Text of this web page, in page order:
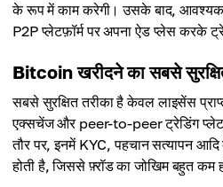
के रूप में काम करेगी। उसके बाद,
P2P प्लेटफ़ॉर्म पर अपना ऐड प्लेस करके
Bitcoin खरीदने का सबसे
सबसे सुरक्षित तरीका है केवल लाइसेंस
एक्सचेंज और peer-to-peer ट्रेडिंग
तौर पर, इनमें KYC, पहचान सत्यापन
होती है, जिससे फ़्रॉड का जोखिम बहुत कम